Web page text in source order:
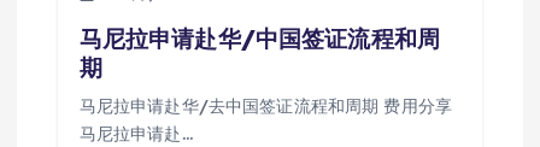
马尼拉申请赴华/中国签证流程和周
期
马尼拉申请赴华/去中国签证流程和周期 费用分享
马尼拉申请赴…